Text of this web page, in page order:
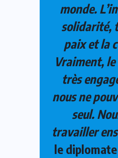
monde.
solidarité,
paix et la
Vraiment, le
très
nous ne
seul.
travailler
le